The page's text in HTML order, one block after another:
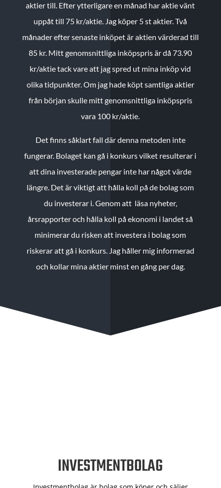
aktier till. Efter ytterligare en månad har aktie vänt
uppåt till 75 kr/aktie. Jag köper 5 st aktier.Två
månader efter senaste inköpet är aktien värderad till
85 kr. Mitt genomsnittliga inköpspris är då 73.90
kr/aktie tack vare att jag spred ut mina inköp vid
olika tidpunkter. Om jag hade köpt samtliga aktier
från början skulle mitt genomsnittliga inköpspris
vara 100 kr/aktie.
Det finns såklart fall där denna metoden inte
fungerar. Bolaget kan gå i konkurs vilket resulterar i
att dina investerade pengar inte har något värde
längre. Det är viktigt att hålla koll på de bolag som
du investerar i. Genom att läsa nyheter,
årsrapporter och hålla koll på ekonomi i landet så
minimerar du risken att investera i bolag som
riskerar att gå i konkurs. Jag håller mig informerad
och kollar mina aktier minst en gång per dag.
INVESTMENTBOLAG